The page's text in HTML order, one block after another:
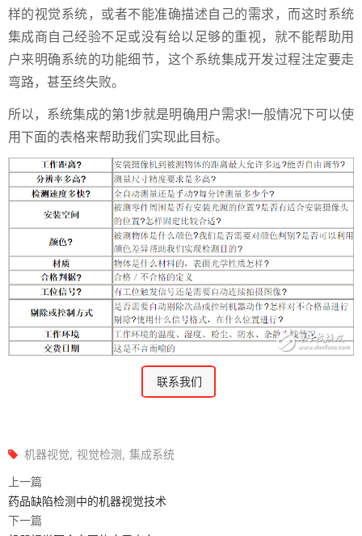
样的视觉系统，或者不能准确描述自己的需求，而这时系统
集成商自己经验不足或没有给以足够的重视，就不能帮助用
户来明确系统的功能细节，这个系统集成开发过程注定要走
弯路，甚至终失败。
所以，系统集成的第1步就是明确用户需求!一般情况下可以使
用下面的表格来帮助我们实现此目标。
联系我们
机器视觉 视觉检测 集成系统
上一篇
药品缺陷检测中的机器视觉技术
下一篇